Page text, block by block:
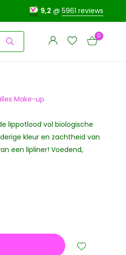
9,2 @ 5961 reviews
Account
Account
0
Make-up
lippotlood vol biologische
kleur en zachtheid van
een lipliner! Voedend,